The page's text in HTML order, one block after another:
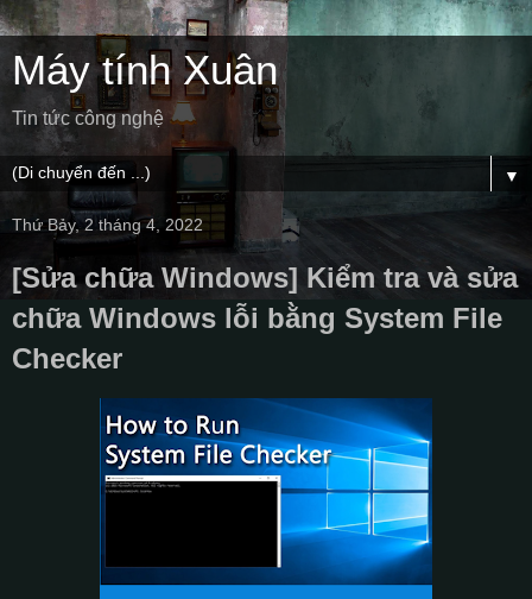
Máy tính Xuân
Tin tức công nghệ
▼
Thứ Bảy, 2 tháng 4, 2022
[Sửa chữa Windows] Kiểm tra và sửa
chữa Windows lỗi bằng System File
Checker